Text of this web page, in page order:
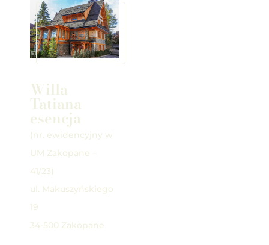
Willa
Tatiana
esencja
(nr. ewidencyjny w
UM Zakopane –
41/23)
ul. Makuszyńskiego
19
34-500 Zakopane